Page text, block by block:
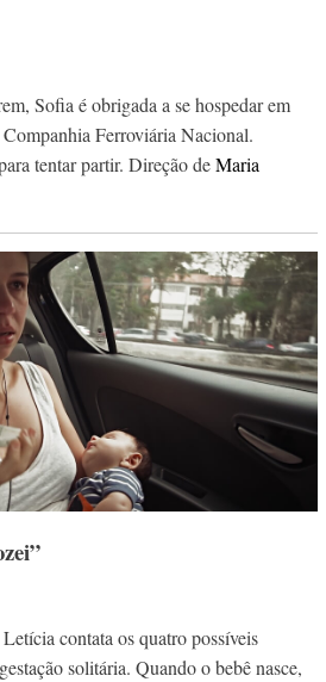
Sofia é obrigada a se hospedar em
Ferroviária Nacional.
tentar partir. Direção deMaria
contata os quatro possíveis
solitária. Quando o bebê nasce,